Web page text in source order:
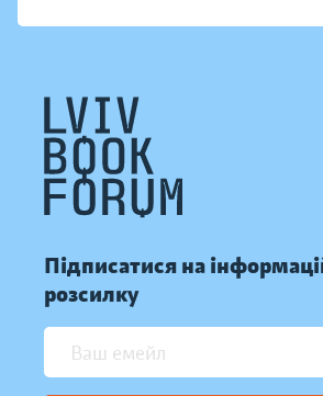
Підписатися на
розсилку